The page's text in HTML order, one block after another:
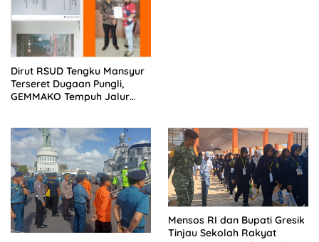
Dirut RSUD Tengku Mansyur
Terseret Dugaan Pungli,
GEMMAKO Tempuh Jalur
Mensos RI dan Bupati Gresik
Tinjau Sekolah Rakyat